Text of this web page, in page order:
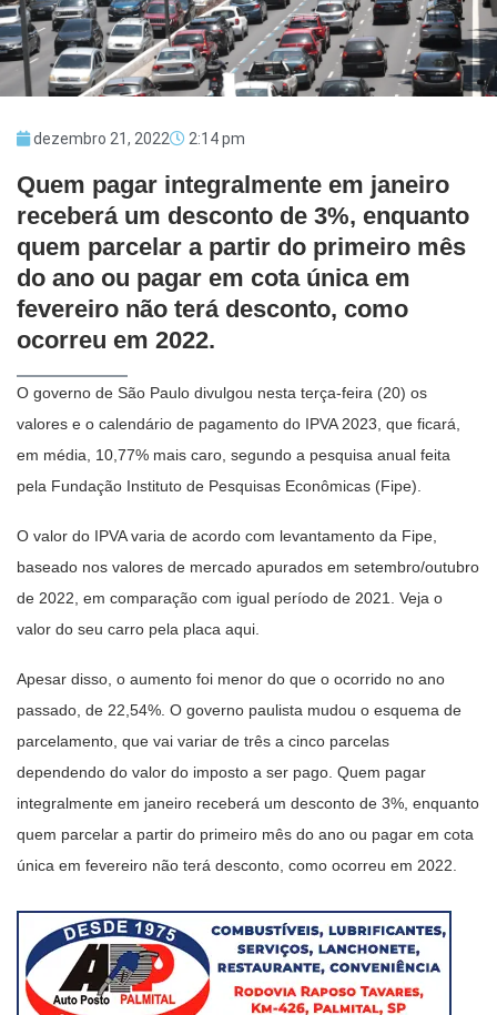
dezembro 21, 2022 2:14 pm
Quem pagar integralmente em janeiro
receberá um desconto de 3%, enquanto
quem parcelar a partir do primeiro mês
do ano ou pagar em cota única em
fevereiro não terá desconto, como
ocorreu em 2022.
O governo de São Paulo divulgou nesta terça-feira (20) os
valores e o calendário de pagamento do IPVA 2023, que ficará,
em média, 10,77% mais caro, segundo a pesquisa anual feita
pela Fundação Instituto de Pesquisas Econômicas (Fipe).
O valor do IPVA varia de acordo com levantamento da Fipe,
baseado nos valores de mercado apurados em setembro/outubro
de 2022, em comparação com igual período de 2021. Veja o
valor do seu carro pela placa aqui.
Apesar disso, o aumento foi menor do que o ocorrido no ano
passado, de 22,54%. O governo paulista mudou o esquema de
parcelamento, que vai variar de três a cinco parcelas
dependendo do valor do imposto a ser pago. Quem pagar
integralmente em janeiro receberá um desconto de 3%, enquanto
quem parcelar a partir do primeiro mês do ano ou pagar em cota
única em fevereiro não terá desconto, como ocorreu em 2022.